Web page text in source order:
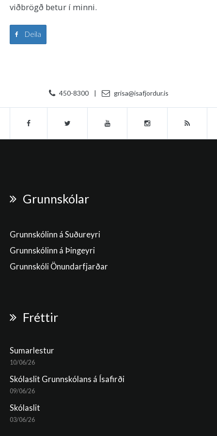
viðbrögð betur í minni.
Deila
450-8300 | grisa@isafjordur.is
Grunnskólar
Grunnskólinn á Suðureyri
Grunnskólinn á Þingeyri
Grunnskóli Önundarfjarðar
Fréttir
Sumarlestur
10/06/26
Skólaslit Grunnskólans á Ísafirði
09/06/26
Skólaslit
03/06/26